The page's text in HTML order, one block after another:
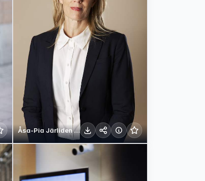
Åsa-Pia Järliden Bergström